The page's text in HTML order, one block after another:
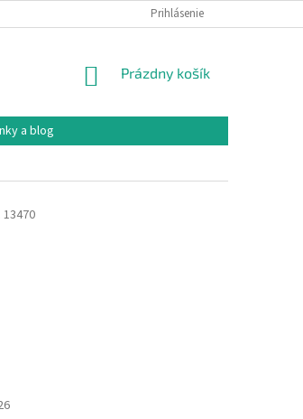
AKO NAKUPOVAŤ
Prihlásenie
NÁKUPNÝ
Prázdny košík
a blog
13470